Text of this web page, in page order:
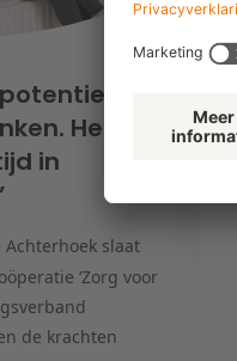
in
Het
in
Achterhoek slaat
‘Zorg voor
de krachten